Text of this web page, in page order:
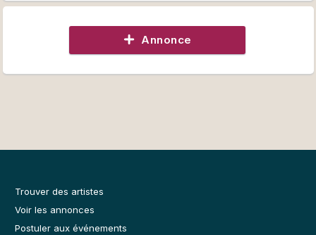
Annonce
Trouver des artistes
Voir les annonces
Postuler aux événements